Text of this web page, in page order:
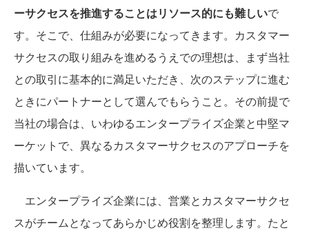
ーサクセスを推進することはリソース的にも難しいで
す。そこで、仕組みが必要になってきます。カスタマー
サクセスの取り組みを進めるうえでの理想は、まず当社
との取引に基本的に満足いただき、次のステップに進む
ときにパートナーとして選んでもらうこと。その前提で
当社の場合は、いわゆるエンタープライズ企業と中堅マ
ーケットで、異なるカスタマーサクセスのアプローチを
描いています。
エンタープライズ企業には、営業とカスタマーサクセ
スがチームとなってあらかじめ役割を整理します。たと